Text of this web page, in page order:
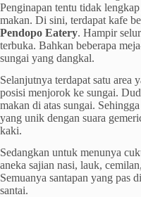
Penginapan tentu tidak
makan. Di sini, terdapat kafe
Pendopo Eatery. Hampir
terbuka. Bahkan beberapa
sungai yang dangkal.
Selanjutnya terdapat satu area
posisi menjorok ke sungai.
makan di atas sungai.
yang unik dengan suara
kaki.
Sedangkan untuk menunya
aneka sajian nasi, lauk,
Semuanya santapan yang pas
santai.